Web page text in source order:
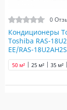
0
Кондиционеры
Toshiba RAS-
EE/RAS-
25 м² 35 м²
50 м²